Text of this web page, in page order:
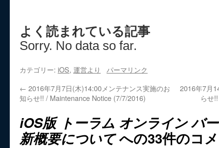
よく読まれている記事
Sorry. No data so far.
カテゴリー: iOS, 運営より
パーマリンク
← 2016年7月7日(木)14:00メンテナンス実施のお
知らせ!! / Maintenance Notice (7/7/2016)
2016年7月
らせ
iOS版 トーラム オンライン バ
新概要についてへの33件のコ